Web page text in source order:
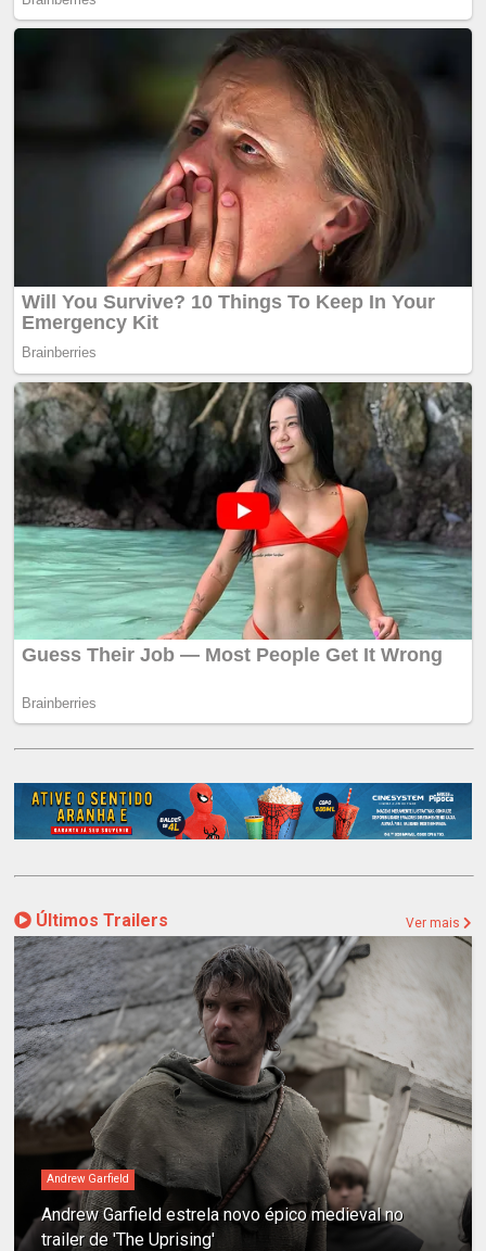
Últimos Trailers Ver mais
Andrew Garfield
Andrew Garfield estrela novo épico medieval no
trailer de 'The Uprising'